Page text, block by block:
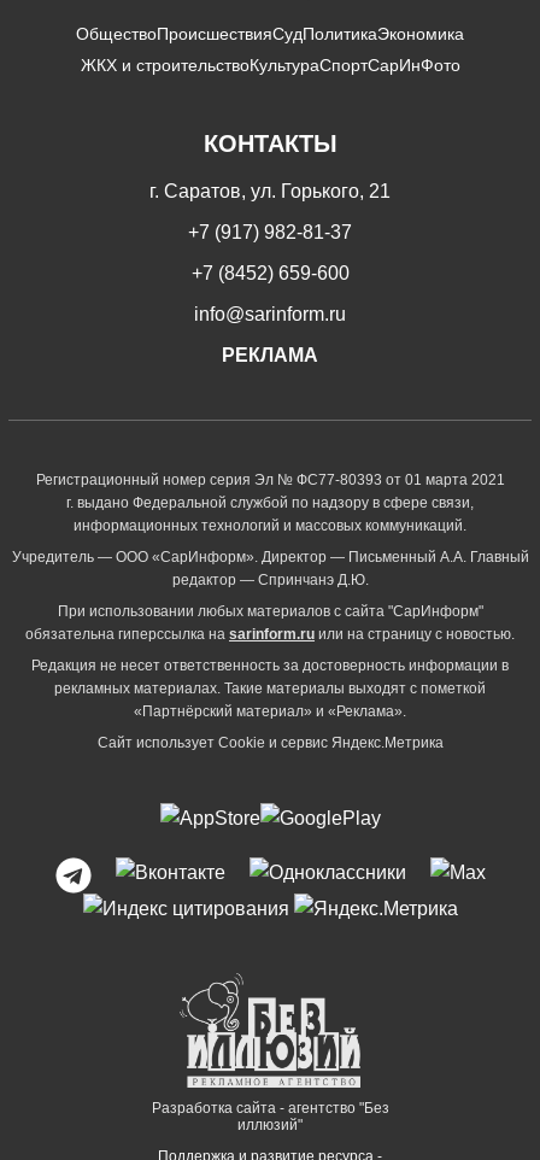
ОбществоПроисшествияСудПолитикаЭкономика
ЖКХ и строительствоКультураСпортСарИнФото
КОНТАКТЫ
г. Саратов, ул. Горького, 21
+7 (917) 982-81-37
+7 (8452) 659-600
info@sarinform.ru
РЕКЛАМА
Регистрационный номер серия Эл № ФС77-80393 от 01 марта 2021
г. выдано Федеральной службой по надзору в сфере связи,
информационных технологий и массовых коммуникаций.
Учредитель — ООО «СарИнформ». Директор — Письменный А.А. Главный
редактор — Спринчанэ Д.Ю.
При использовании любых материалов с сайта "СарИнформ"
обязательна гиперссылка на sarinform.ru или на страницу с новостью.
Редакция не несет ответственность за достоверность информации в
рекламных материалах. Такие материалы выходят с пометкой
«Партнёрский материал» и «Реклама».
Сайт использует Cookie и сервиc Яндекс.Метрика
Разработка сайта - агентство "Без
иллюзий"